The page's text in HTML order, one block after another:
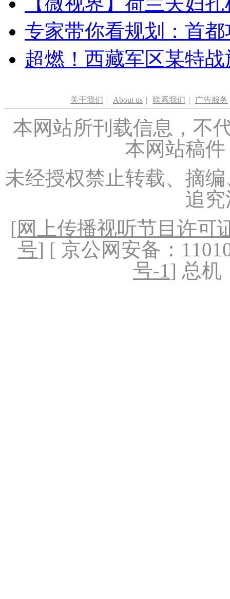
专家带你看规划：首
超燃！西藏军区某特
关于我们 | About us | 联系我们 | 广告服务
本网站所刊载信息，不
本网站稿
未经授权禁止转载、摘
追
[网上传播视听节目许可
号] [ 京公网安备：
号-1] 总机